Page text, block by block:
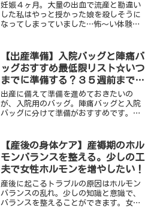
妊娠４ヶ月。大量の出血で流産と勘違い
した私はやっと授かった娘を殺しそうに
なってしまっていました…怖〜い体験か
【出産準備】入院バッグと陣痛バ
ッグおすすめ最低限リスト☆いつ
までに準備する？３５週前までに
しっかりと事前準備を。
出産に備えて準備を進めておきたいの
が、入院用のバッグ。陣痛バッグと入院
バッグに分けて準備がおすすめです。実
てくださいね。
【産後の身体ケア】産褥期のホル
モンバランスを整える。少しの工
夫で女性ホルモンを増やしたい！
産後に起こるトラブルの原因はホルモン
バランスの乱れ。少しの知識と意識で、
バランスを整えることができます。女性